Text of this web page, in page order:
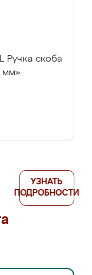
Ручка скоба
мм»
УЗНАТЬ
ПОДРОБНОСТИ